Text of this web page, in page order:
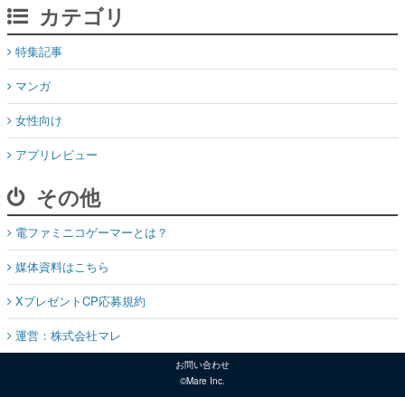
カテゴリ
特集記事
マンガ
女性向け
アプリレビュー
その他
電ファミニコゲーマーとは？
媒体資料はこちら
XプレゼントCP応募規約
運営：株式会社マレ
お問い合わせ
©Mare Inc.